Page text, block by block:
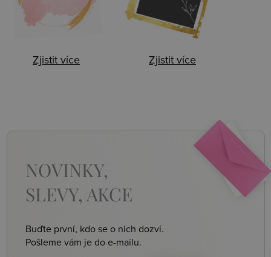
Zjistit více Zjistit více
NOVINKY,
SLEVY, AKCE
Buďte první, kdo se o nich dozví.
Pošleme vám je do e-mailu.